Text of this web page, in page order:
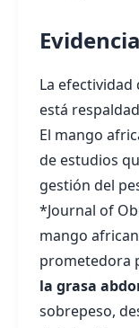
La
está
El mango
de estudios
gestión del
*Journal of
mango
prometedora
la grasa
sobrepeso,